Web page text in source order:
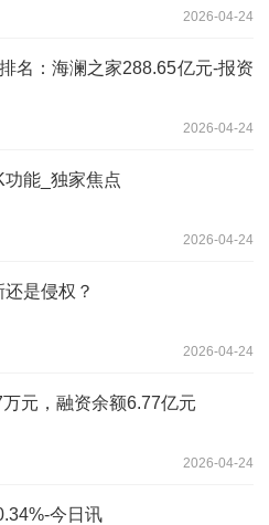
2026-04-24
名：海澜之家288.65亿元-报资
2026-04-24
能_独家焦点
2026-04-24
是侵权？
2026-04-24
元，融资余额6.77亿元
2026-04-24
今日讯